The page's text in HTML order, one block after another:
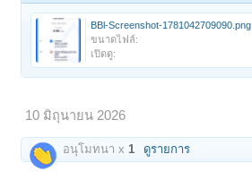
BBl-Screenshot-1781042709090.png
ขนาดไฟล์:
เปิดดู:
10 มิถุนายน 2026
อนุโมทนา x1 ดูรายการ